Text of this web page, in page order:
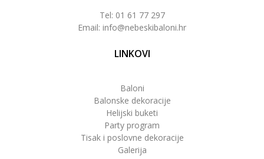
Tel: 01 61 77 297
Email: info@nebeskibaloni.hr
LINKOVI
Baloni
Balonske dekoracije
Helijski buketi
Party program
Tisak i poslovne dekoracije
Galerija